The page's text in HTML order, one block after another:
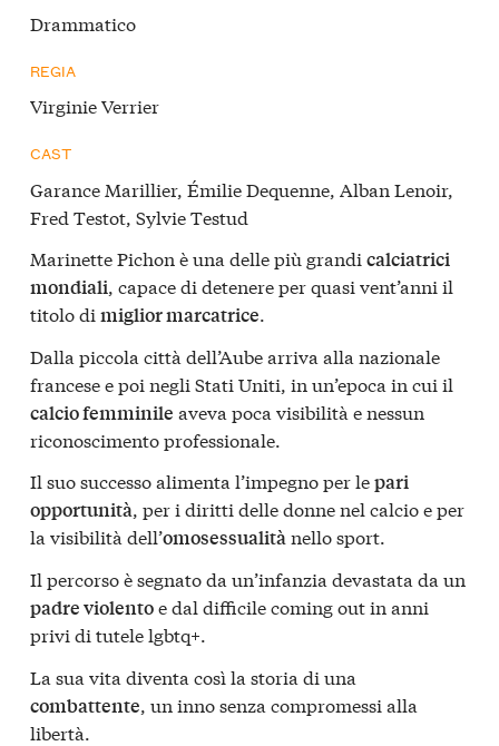
Drammatico
REGIA
Virginie Verrier
CAST
Garance Marillier, Émilie Dequenne, Alban Lenoir,
Fred Testot, Sylvie Testud
Marinette Pichon è una delle più grandi calciatrici
mondiali, capace di detenere per quasi vent’anni il
titolo di miglior marcatrice.
Dalla piccola città dell’Aube arriva alla nazionale
francese e poi negli Stati Uniti, in un’epoca in cui il
calcio femminile aveva poca visibilità e nessun
riconoscimento professionale.
Il suo successo alimenta l’impegno per lepari
opportunità, per i diritti delle donne nel calcio e per
la visibilità dell’omosessualitànello sport.
Il percorso è segnato da un’infanzia devastata da un
padre violentoe dal difficile coming out in anni
privi di tutele lgbtq+.
La sua vita diventa così la storia di una
combattente , un inno senza compromessi alla
libertà.